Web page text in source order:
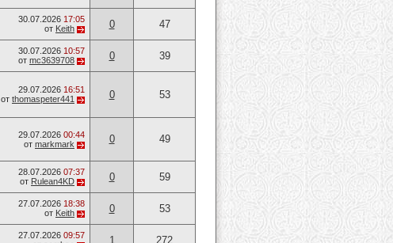
30.07.2026 17:05
от Keith 0 47
30.07.2026 10:57
от mc3639708 0 39
29.07.2026 16:51
от thomaspeter441 0 53
29.07.2026 00:44
от markmark 0 49
28.07.2026 07:37
от Rulean4KD 0 59
27.07.2026 18:38
от Keith 0 53
27.07.2026 09:57
1 272